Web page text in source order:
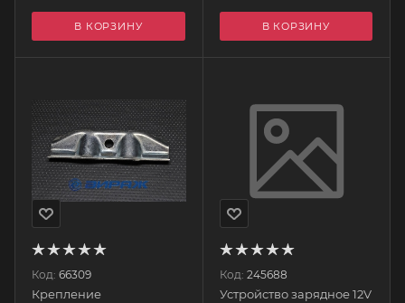
В КОРЗИНУ В КОРЗИНУ
Код: 66309
Крепление
Код: 245688
Устройство зарядное 12V